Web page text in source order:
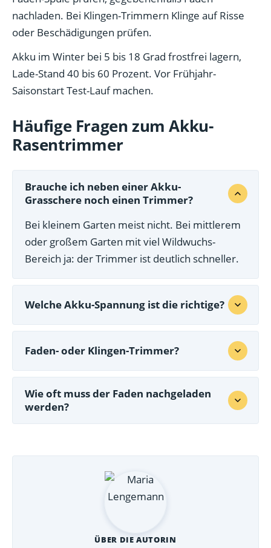
nachladen. Bei Klingen-Trimmern Klinge auf Risse
oder Beschädigungen prüfen.
Akku im Winter bei 5 bis 18 Grad frostfrei lagern,
Lade-Stand 40 bis 60 Prozent. Vor Frühjahr-
Saisonstart Test-Lauf machen.
Häufige Fragen zum Akku-
Rasentrimmer
Brauche ich neben einer Akku-
Grasschere noch einen Trimmer?
Bei kleinem Garten meist nicht. Bei mittlerem
oder großem Garten mit viel Wildwuchs-
Bereich ja: der Trimmer ist deutlich schneller.
Welche Akku-Spannung ist die richtige?
Faden- oder Klingen-Trimmer?
Wie oft muss der Faden nachgeladen
werden?
ÜBER DIE AUTORIN